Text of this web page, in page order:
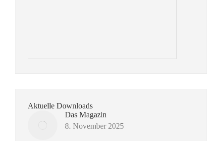
Aktuelle Downloads
Das Magazin
8. November 2025